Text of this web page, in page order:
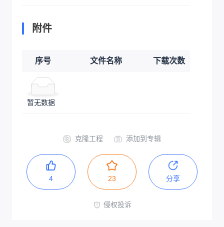
附件
序号 文件名称 下载次数
暂无数据
克隆工程 添加到专辑
4 23 分享
侵权投诉